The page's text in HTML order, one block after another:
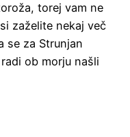
torej vam ne
zaželite nekaj več
se za Strunjan
ob morju našli